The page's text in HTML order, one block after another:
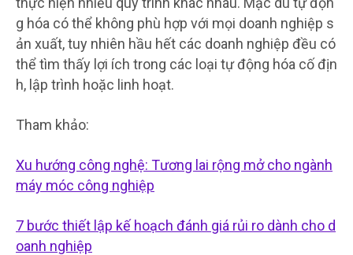
g hóa có thể không phù hợp với mọi doanh nghiệp s
ản xuất, tuy nhiên hầu hết các doanh nghiệp đều có
thể tìm thấy lợi ích trong các loại tự động hóa cố địn
h, lập trình hoặc linh hoạt.
Tham khảo:
Xu hướng công nghệ: Tương lai rộng mở cho ngành
máy móc công nghiệp
7 bước thiết lập kế hoạch đánh giá rủi ro dành cho d
oanh nghiệp